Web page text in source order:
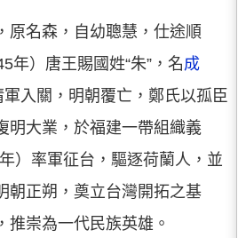
原名森，自幼聰慧，仕途順
年）唐王賜國姓“朱”，名成
軍入關，明朝覆亡，鄭氏以孤臣
明大業，於福建一帶組織義
）率軍征台，驅逐荷蘭人，並
朝正朔，奠立台灣開拓之基
推崇為一代民族英雄。